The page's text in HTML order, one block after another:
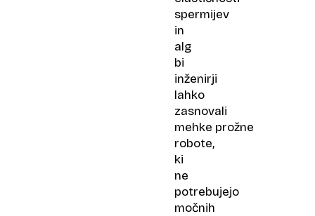
spermijev
in
alg
bi
inženirji
lahko
zasnovali
mehke prožne
robote,
ki
ne
potrebujejo
močnih